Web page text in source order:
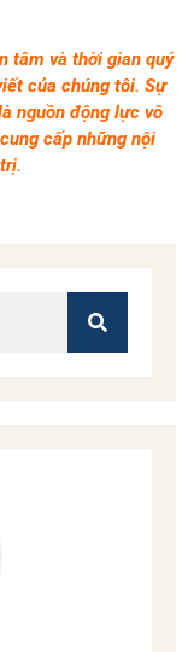
tâm và thời gian quý
của chúng tôi. Sự
nguồn động lực vô
cấp những nội